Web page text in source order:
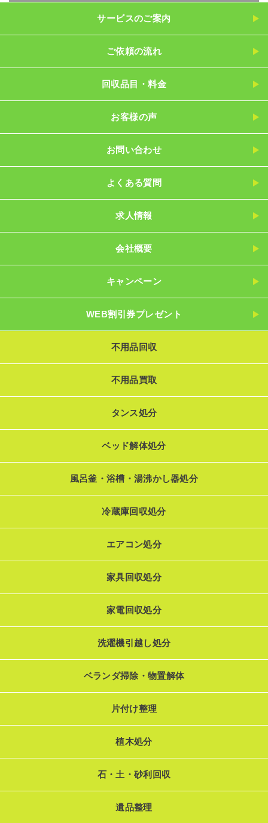
サービスのご案内
ご依頼の流れ
回収品目・料金
お客様の声
お問い合わせ
よくある質問
求人情報
会社概要
キャンペーン
WEB割引券プレゼント
不用品回収
不用品買取
タンス処分
ベッド解体処分
風呂釜・浴槽・湯沸かし器処分
冷蔵庫回収処分
エアコン処分
家具回収処分
家電回収処分
洗濯機引越し処分
ベランダ掃除・物置解体
片付け整理
植木処分
石・土・砂利回収
遺品整理